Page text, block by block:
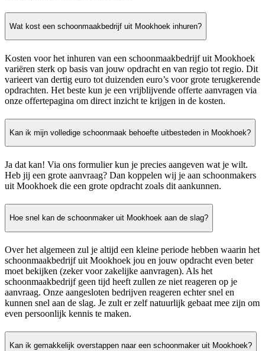
Wat kost een schoonmaakbedrijf uit Mookhoek inhuren?
Kosten voor het inhuren van een schoonmaakbedrijf uit Mookhoek
variëren sterk op basis van jouw opdracht en van regio tot regio. Dit
varieert van dertig euro tot duizenden euro’s voor grote terugkerende
opdrachten. Het beste kun je een vrijblijvende offerte aanvragen via
onze offertepagina om direct inzicht te krijgen in de kosten.
Kan ik mijn volledige schoonmaak behoefte uitbesteden in Mookhoek?
Ja dat kan! Via ons formulier kun je precies aangeven wat je wilt.
Heb jij een grote aanvraag? Dan koppelen wij je aan schoonmakers
uit Mookhoek die een grote opdracht zoals dit aankunnen.
Hoe snel kan de schoonmaker uit Mookhoek aan de slag?
Over het algemeen zul je altijd een kleine periode hebben waarin het
schoonmaakbedrijf uit Mookhoek jou en jouw opdracht even beter
moet bekijken (zeker voor zakelijke aanvragen). Als het
schoonmaakbedrijf geen tijd heeft zullen ze niet reageren op je
aanvraag. Onze aangesloten bedrijven reageren echter snel en
kunnen snel aan de slag. Je zult er zelf natuurlijk gebaat mee zijn om
even persoonlijk kennis te maken.
Kan ik gemakkelijk overstappen naar een schoonmaker uit Mookhoek?